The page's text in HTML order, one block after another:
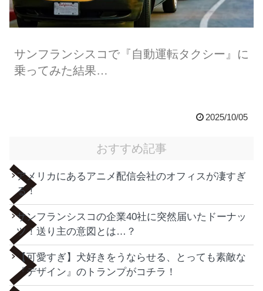
サンフランシスコで『自動運転タクシー』に
乗ってみた結果…
2025/10/05
おすすめ記事
アメリカにあるアニメ配信会社のオフィスが凄すぎ
る！
サンフランシスコの企業40社に突然届いたドーナッ
ツ！送り主の意図とは…？
【可愛すぎ】犬好きをうならせる、とっても素敵な
『デザイン』のトランプがコチラ！